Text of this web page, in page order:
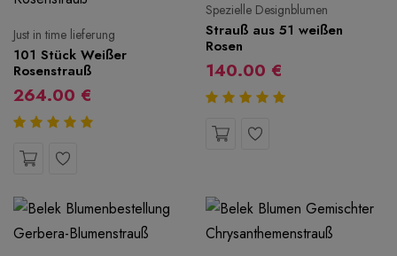
Just in time lieferung
101 Stück Weißer
Rosenstrauß
264.00 €
Spezielle Designblumen
Strauß aus 51 weißen
Rosen
140.00 €